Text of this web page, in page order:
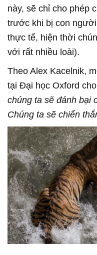
này, sẽ chỉ cho phép
trước khi bị con
thực tế, hiện thời
với rất nhiều loài).
Theo Alex Kacelnik,
tại Đại học Oxford cho
chúng ta sẽ đánh bại
Chúng ta sẽ chiến